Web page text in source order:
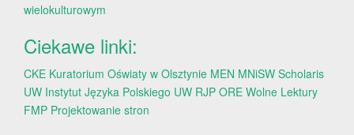
wielokulturowym
Ciekawe linki:
CKE Kuratorium Oświaty w Olsztynie MEN MNiSW Scholaris
UW Instytut Języka Polskiego UW RJP ORE Wolne Lektury
FMP Projektowanie stron